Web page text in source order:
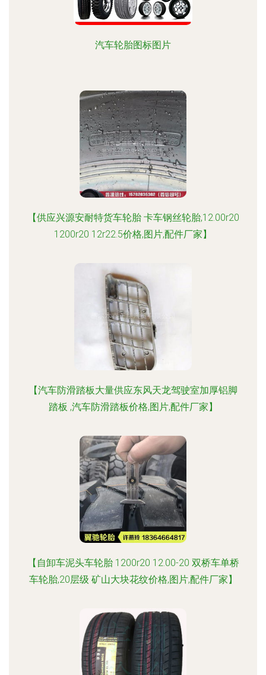
汽车轮胎图标图片
【供应兴源安耐特货车轮胎 卡车钢丝轮胎,12.00r20
1200r20 12r22.5价格,图片,配件厂家】
【汽车防滑踏板大量供应东风天龙驾驶室加厚铝脚
踏板 ,汽车防滑踏板价格,图片,配件厂家】
【自卸车泥头车轮胎 1200r20 12.00-20 双桥车单桥
车轮胎,20层级 矿山大块花纹价格,图片,配件厂家】